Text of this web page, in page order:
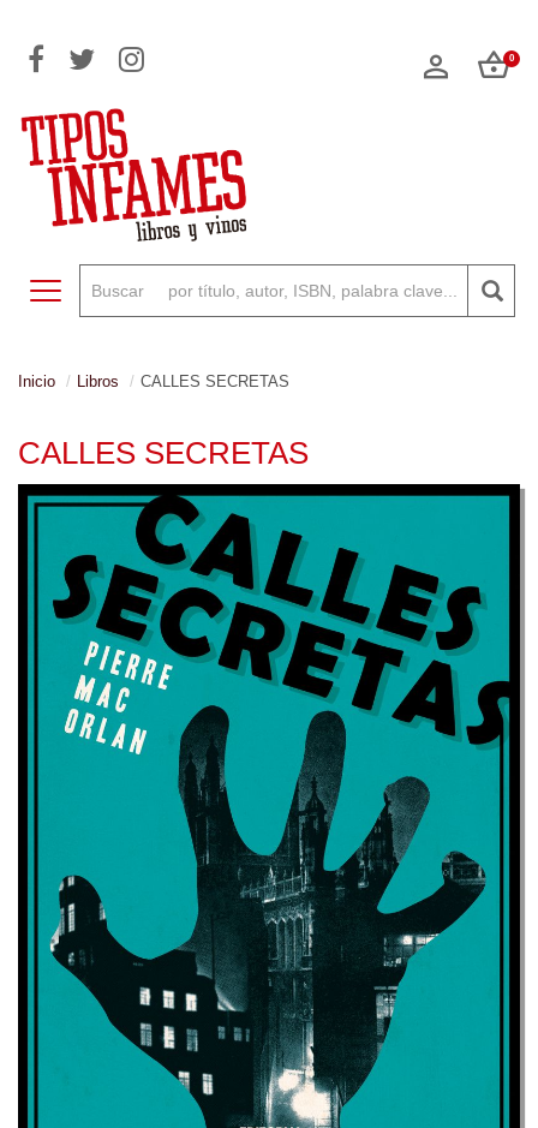
0
Toggle navigation
Inicio Libros CALLES SECRETAS
CALLES SECRETAS